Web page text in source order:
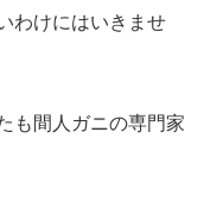
わけにはいきませ
も間人ガニの専門家